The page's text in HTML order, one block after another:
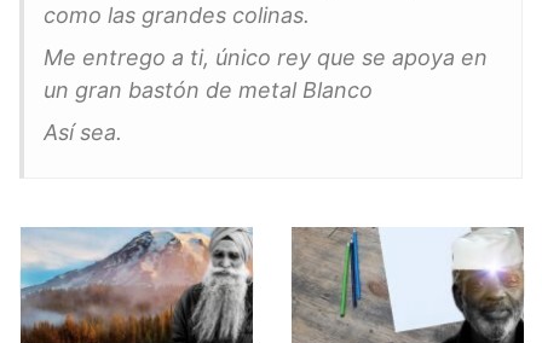
como las grandes colinas.
Me entrego a ti, único rey que se apoya en
un gran bastón de metal Blanco
Así sea.